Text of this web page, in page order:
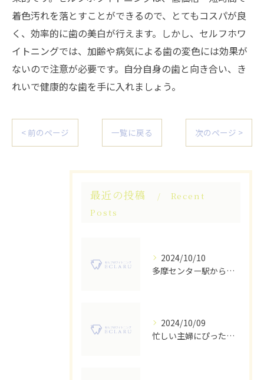
着色汚れを落とすことができるので、とてもコスパが良
く、効率的に歯の美白が行えます。しかし、セルフホワ
イトニングでは、加齢や病気による歯の変色には効果が
ないので注意が必要です。自分自身の歯と向き合い、き
れいで健康的な歯を手に入れましょう。
< 前のページ 一覧に戻る 次のページ >
最近の投稿
Recent
Posts
2024/10/10
多摩センター駅から徒歩圏内！人気のセルフホワイトニングサロン
2024/10/09
忙しい主婦にぴったり！多摩市のセルフホワイトニングサロン